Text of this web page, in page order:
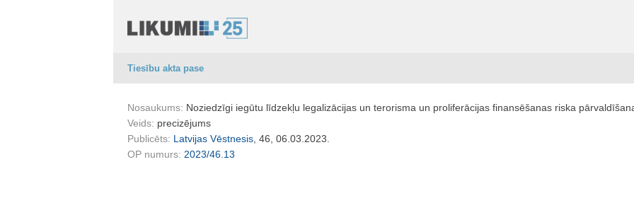
Tiesību akta pase
Nosaukums: Noziedzīgi iegūtu līdzekļu legalizācijas un terorisma un proliferācijas finansēšanas riska
Veids: precizējums
Publicēts: Latvijas Vēstnesis , 46, 06.03.2023.
OP numurs: 2023/46.13